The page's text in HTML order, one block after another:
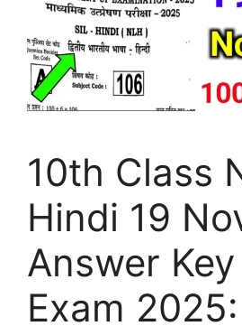
10th Class
Hindi 19
Answer
Exam 2025: